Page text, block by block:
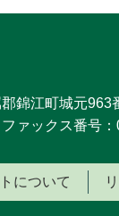
錦江町城元963
ァックス番号：
について